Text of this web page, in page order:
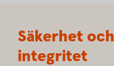
Säkerhet och
integritet